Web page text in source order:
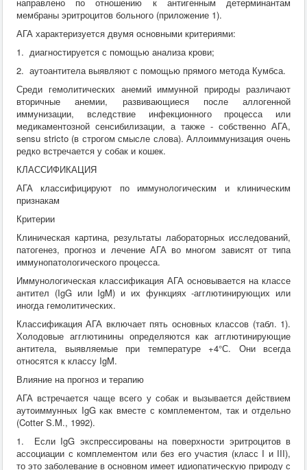
мембраны эритроцитов больного (приложение 1).
АГА характеризуется двумя основными критериями:
1. диагностируется с помощью анализа крови;
2. аутоантитела выявляют с помощью прямого метода Кумбса.
Среди гемолитических анемий иммунной природы различают
вторичные анемии, развивающиеся после аллогенной
иммунизации, вследствие инфекционного процесса или
медикаментозной сенсибилизации, а также - собственно АГА,
sensu stricto (в строгом смысле слова). Аллоиммунизация очень
редко встречается у собак и кошек.
КЛАССИФИКАЦИЯ
АГА классифицируют по иммунологическим и клиническим
признакам
Критерии
Клиническая картина, результаты лабораторных исследований,
патогенез, прогноз и лечение АГА во многом зависят от типа
иммунопатологического процесса.
Иммунологическая классификация АГА основывается на классе
антител (IgG или IgM) и их функциях -агглютинирующих или
иногда гемолитических.
Классификация АГА включает пять основных классов (табл. 1).
Холодовые агглютинины определяются как агглютинирующие
антитела, выявляемые при температуре +4°С. Они всегда
относятся к классу IgM.
Влияние на прогноз и терапию
АГА встречается чаще всего у собак и вызывается действием
аутоиммунных IgG как вместе с комплементом, так и отдельно
(Cotter S.M., 1992).
1. Если IgG экспрессированы на поверхности эритроцитов в
ассоциации с комплементом или без его участия (класс I и III),
то это заболевание в основном имеет идиопатическую природу с